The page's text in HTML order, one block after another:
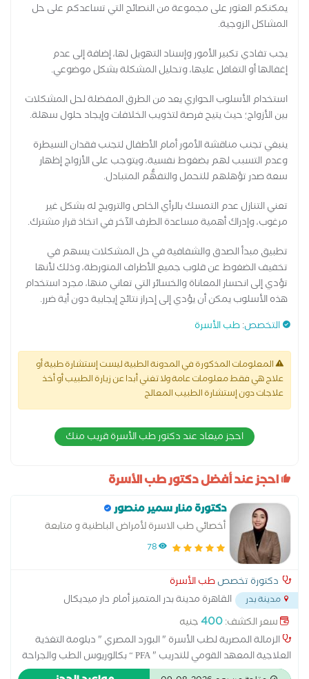
يمكنكم العثور على مجموعة من النصائح التي تساعدكم على حل
المشاكل الزوجية.
يجب تفادي تكبير الأمور وإسناد التهويل لها، إضافة إلى عدم
إغفالها أو التغافل عليها، وتحليل المشكلة بشكل موضوعي.
استخدام الأسلوب الحواري يعد من الطرق المفضلة لحل المشكلات
بين الأزواج؛ حيث يتيح فرصة لتذويب الخلافات وإيجاد حلول سهلة.
ينبغي تجنب مناقشة الأمور أمام الأطفال لتجنب فقدان السيطرة
وعدم التسبب لهم بضغوط نفسية، ويتوجب على الأزواج إظهار
سعة صدر تؤهلهم للتحمل والتفهُّم المتبادل.
تعني التنازل عدم التمسك بالرأي الخاص والترويج له بشكل غير
مرغوب، وإدراك أهمية مساعدة الطرف الآخر في اتخاذ قرار مشترك.
تطبيق مبدأ الصدق والشفافية في حل المشكلات يسهم في
تخفيف الضغوط عن قلوب جميع الأطراف المتورطة، وذلك لأنها
تؤدي إلى انحسار المعاناة والخسائر التي تعاني منها، مجرد استخدام
هذه الأسلوب يمكن أن يؤدي إلى إحراز نتائج إيجابية دون أية ضرر.
التخصص:طب الأسرة
المعلومات المذكورة في المدونة الطبية ليست إستشارة طبية أو
علاج هي فقط معلومات عامة ولا تغني أبدا عن زيارة الطبيب أو أخذ
علاجات دون إستشارة الطبيب المعالج
احجز ميعاد عند دكتور طب الأسرة قريب منك
احجز عند أفضل دكتور طب الأسرة
دكتورة منار سمير منصور
أخصائي طب الاسرة لأمراض الباطنية و متابعة
السكر والتغذية العلاجية
78
دكتورة تخصصطب الأسرة
مدينة بدر
القاهرة مدينة بدر المتميز أمام دار ميديكال
بوينت...
سعر الكشف:400جنيه
الزمالة المصرية لطب الأسرة " البورد المصري " دبلومة التغذية
العلاجية المعهد القومي للتدريب " PFA “ بكالوريوس الطب والجراحة
جامعة عين شمس لعلاج الأمراض الباطنية والأطفال علاج ومتابعة